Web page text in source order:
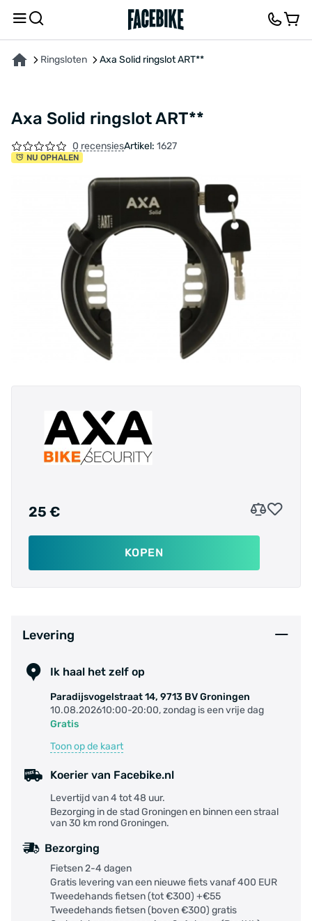
Ringsloten Axa Solid ringslot ART**
Axa Solid ringslot ART**
0 recensiesArtikel: 1627
NU OPHALEN
25 €
KOPEN
Levering
Ik haal het zelf op
Paradijsvogelstraat 14, 9713 BV Groningen
10.08.202610:00-20:00, zondag is een vrije dag
Gratis
Toon op de kaart
Koerier van Facebike.nl
Levertijd van 4 tot 48 uur.
Bezorging in de stad Groningen en binnen een straal
van 30 km rond Groningen.
Bezorging
Fietsen 2-4 dagen
Gratis levering van een nieuwe fiets vanaf 400 EUR
Tweedehands fietsen (tot €300) +€55
Tweedehands fietsen (boven €300) gratis
OVER HET PRODUCT KENMERKENFEEDBACK EN VRAGEN